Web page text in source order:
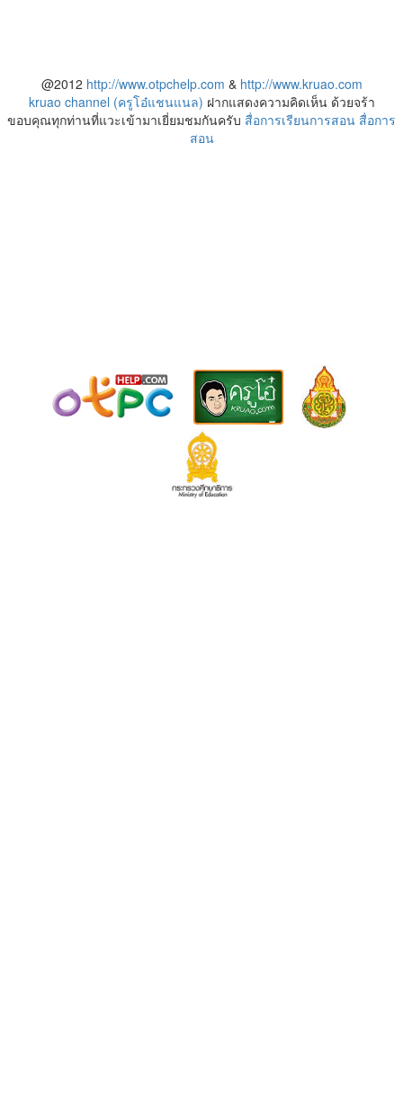
@2012 http://www.otpchelp.com & http://www.kruao.com
kruao channel (ครูโอ๋แชนแนล) ฝากแสดงความคิดเห็น ด้วยจร้า
ขอบคุณทุกท่านที่แวะเข้ามาเยี่ยมชมกันครับ สื่อการเรียนการสอน สื่อการ
สอน